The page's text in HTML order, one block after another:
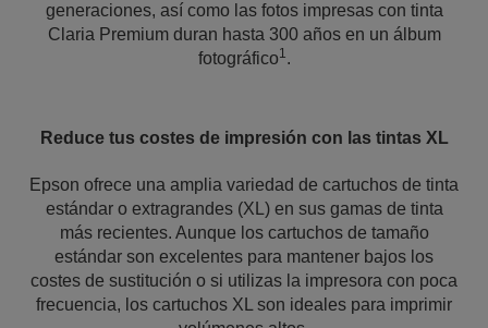
generaciones, así como las fotos impresas con tinta
Claria Premium duran hasta 300 años en un álbum
fotográfico1.
Reduce tus costes de impresión con las tintas XL
Epson ofrece una amplia variedad de cartuchos de tinta
estándar o extragrandes (XL) en sus gamas de tinta
más recientes. Aunque los cartuchos de tamaño
estándar son excelentes para mantener bajos los
costes de sustitución o si utilizas la impresora con poca
frecuencia, los cartuchos XL son ideales para imprimir